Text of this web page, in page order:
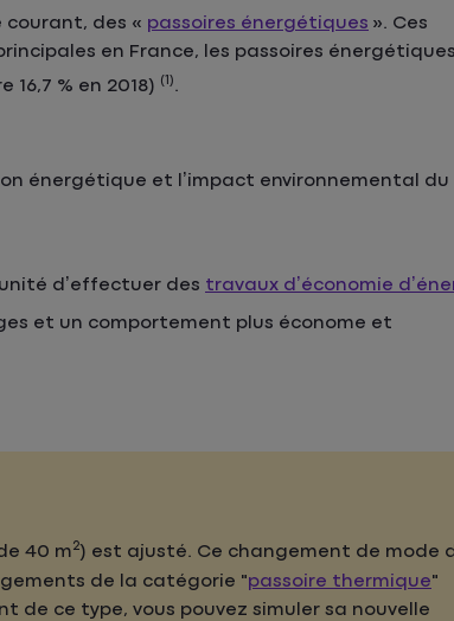
courant, des « passoires énergétiques ». Ces
en France, les passoires
% en 2018) (1).
énergétique et l’impact environnemental du
d’effectuer des travaux d’économie
et un comportement plus économe et
40 m2) est ajusté. Ce changement de mode
de la catégorie "passoire thermique"
de ce type, vous pouvez simuler sa nouvelle